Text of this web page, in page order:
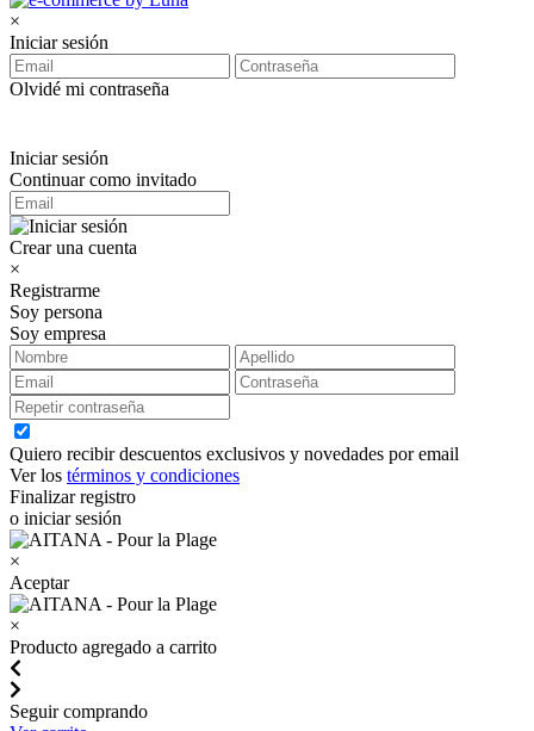
×
Iniciar sesión
Olvidé mi contraseña
Iniciar sesión
Continuar como invitado
Crear una cuenta
×
Registrarme
Soy persona
Soy empresa
Quiero recibir descuentos exclusivos y novedades por email
Ver los términos y condiciones
Finalizar registro
o iniciar sesión
×
Aceptar
×
Producto agregado a carrito
Seguir comprando